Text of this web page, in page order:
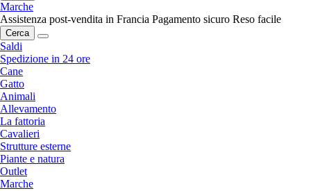
Marche
Assistenza post-vendita in Francia Pagamento sicuro Reso facile
Cerca
Saldi
Spedizione in 24 ore
Cane
Gatto
Animali
Allevamento
La fattoria
Cavalieri
Strutture esterne
Piante e natura
Outlet
Marche